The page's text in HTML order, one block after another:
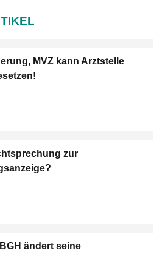
MVZ kann Arztstelle
zur
ändert seine